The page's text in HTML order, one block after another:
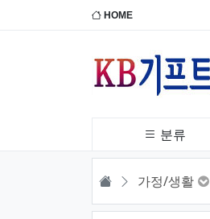
HOME
분류
HOME 가정/생활